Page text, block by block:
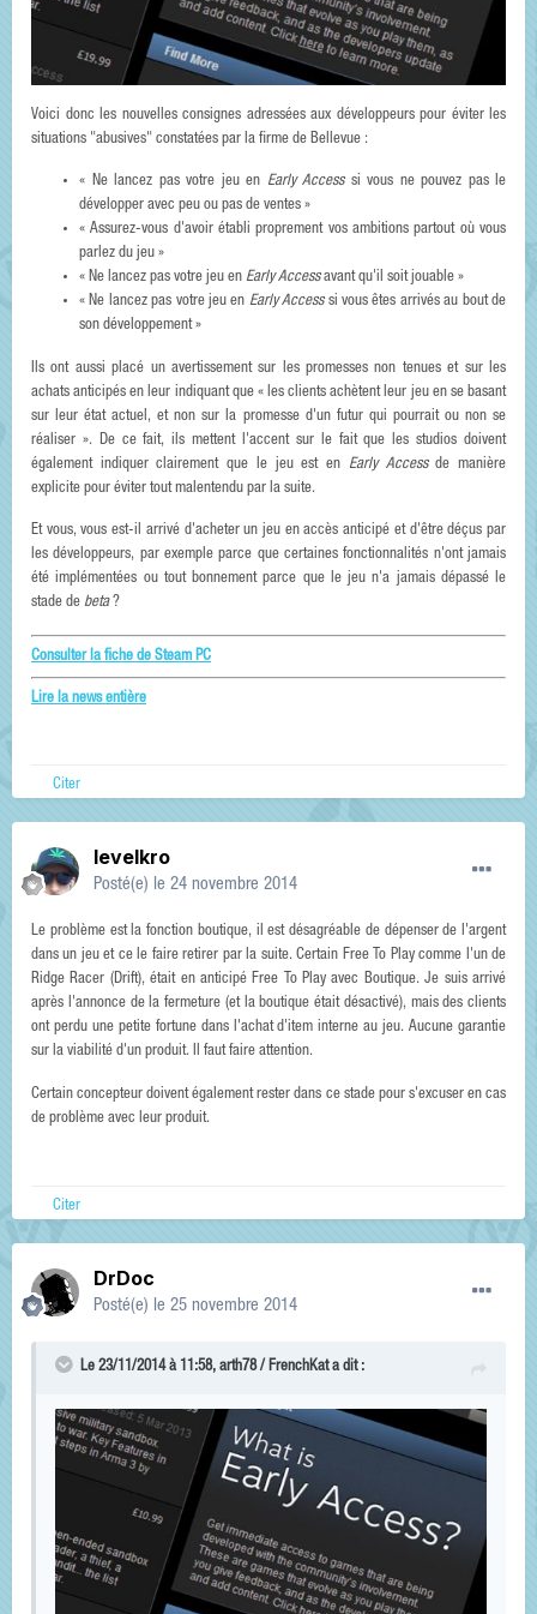
Voici donc les nouvelles consignes adressées aux développeurs pour éviter les
situations "abusives" constatées par la firme de Bellevue :
« Ne lancez pas votre jeu en Early Accesssi vous ne pouvez pas le
développer avec peu ou pas de ventes »
« Assurez-vous d'avoir établi proprement vos ambitions partout où vous
parlez du jeu »
« Ne lancez pas votre jeu en Early Accessavant qu'il soit jouable »
« Ne lancez pas votre jeu en Early Accesssi vous êtes arrivés au bout de
son développement »
Ils ont aussi placé un avertissement sur les promesses non tenues et sur les
achats anticipés en leur indiquant que « les clients achètent leur jeu en se basant
sur leur état actuel, et non sur la promesse d'un futur qui pourrait ou non se
réaliser ». De ce fait, ils mettent l'accent sur le fait que les studios doivent
également indiquer clairement que le jeu est en Early Accessde manière
explicite pour éviter tout malentendu par la suite.
Et vous, vous est-il arrivé d'acheter un jeu en accès anticipé et d'être déçus par
les développeurs, par exemple parce que certaines fonctionnalités n'ont jamais
été implémentées ou tout bonnement parce que le jeu n'a jamais dépassé le
stade de beta ?
Consulter la fiche de Steam PC
Lire la news entière
Citer
levelkro
Posté(e) le 24 novembre 2014
Le problème est la fonction boutique, il est désagréable de dépenser de l'argent
dans un jeu et ce le faire retirer par la suite. Certain Free To Play comme l'un de
Ridge Racer (Drift), était en anticipé Free To Play avec Boutique. Je suis arrivé
après l'annonce de la fermeture (et la boutique était désactivé), mais des clients
ont perdu une petite fortune dans l'achat d'item interne au jeu. Aucune garantie
sur la viabilité d'un produit. Il faut faire attention.
Certain concepteur doivent également rester dans ce stade pour s'excuser en cas
de problème avec leur produit.
Citer
DrDoc
Posté(e) le 25 novembre 2014
Le 23/11/2014 à 11:58, arth78 / FrenchKat a dit :